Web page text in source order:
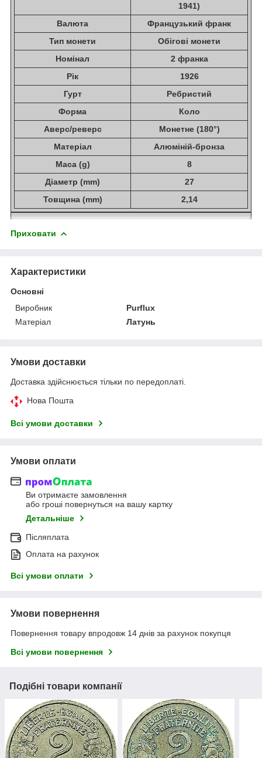
1941)
Валюта
Французький франк
Тип монети
Обігові монети
Номінал
2 франка
Рік
1926
Гурт
Ребристий
Форма
Коло
Аверс/реверс
Монетне (180°)
Матеріал
Алюміній-бронза
Маса (g)
8
Діаметр (mm)
27
Товщина (mm)
2,14
Приховати
Характеристики
Основні
Виробник
Purflux
Матеріал
Латунь
Умови доставки
Доставка здійснюється тільки по передоплаті.
Нова Пошта
Всі умови доставки
Умови оплати
Ви отримаєте замовлення
або гроші повернуться на вашу картку
Детальніше
Післяплата
Оплата на рахунок
Всі умови оплати
Умови повернення
Повернення товару впродовж 14 днів за рахунок покупця
Всі умови повернення
Подібні товари компанії